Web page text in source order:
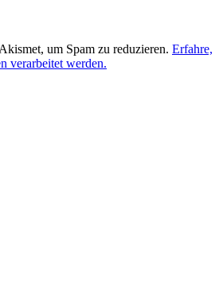
um Spam zu reduzieren. Erfahre,
verarbeitet werden.